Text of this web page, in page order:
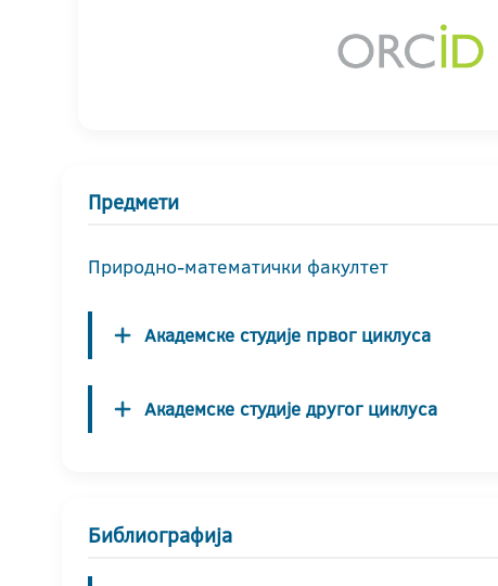
Предмети
Природно-математички факултет
Академске студије првог циклуса
Академске студије другог циклуса
Библиографија